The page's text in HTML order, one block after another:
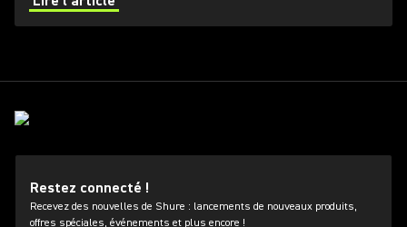
microphones is right for you?
Restez connecté !
Recevez des nouvelles de Shure : lancements de nouveaux produits,
offres spéciales, événements et plus encore !